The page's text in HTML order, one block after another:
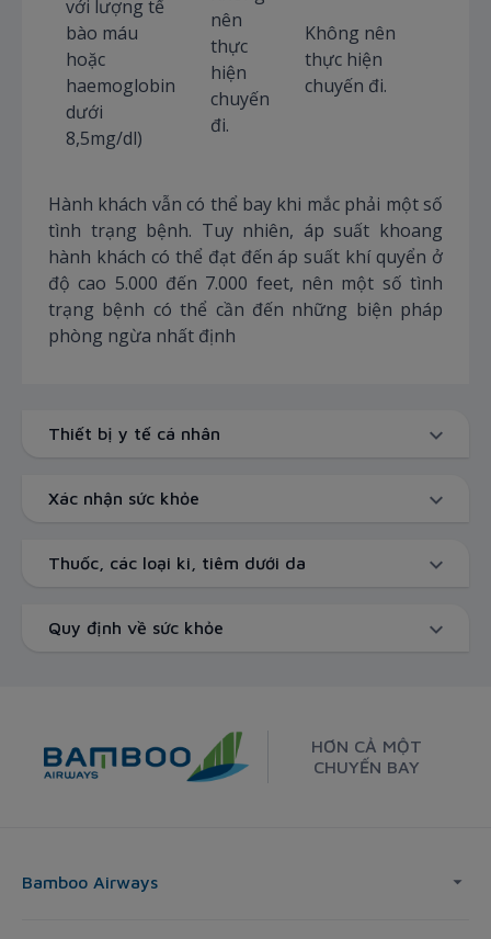
với lượng tế
bào máu
hoặc
haemoglobin
dưới
8,5mg/dl)
nên
thực
hiện
chuyến
đi.
Không nên
thực hiện
chuyến đi.
Hành khách vẫn có thể bay khi mắc phải một số
tình trạng bệnh. Tuy nhiên, áp suất khoang
hành khách có thể đạt đến áp suất khí quyển ở
độ cao 5.000 đến 7.000 feet, nên một số tình
trạng bệnh có thể cần đến những biện pháp
phòng ngừa nhất định
Thiết bị y tế cá nhân
Xác nhận sức khỏe
Thuốc, các loại ki, tiêm dưới da
Quy định về sức khỏe
HƠN CẢ MỘT
CHUYẾN BAY
Bamboo Airways